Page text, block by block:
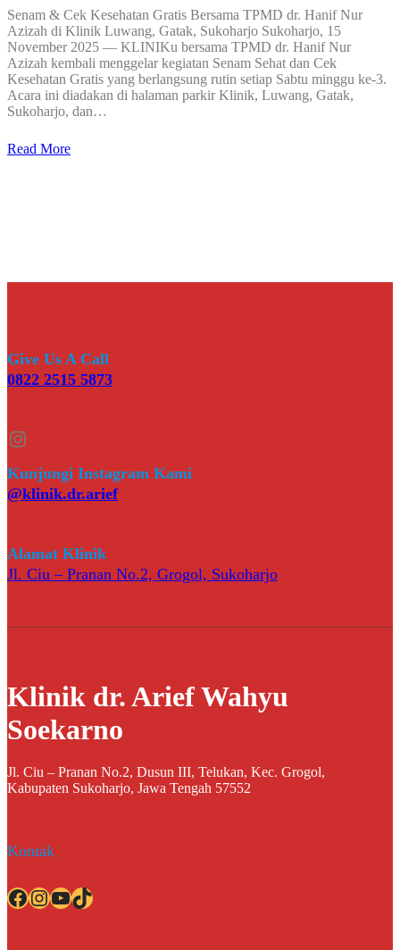
Senam & Cek Kesehatan Gratis Bersama TPMD dr. Hanif Nur
Azizah di Klinik Luwang, Gatak, Sukoharjo Sukoharjo, 15
November 2025 — KLINIKu bersama TPMD dr. Hanif Nur
Azizah kembali menggelar kegiatan Senam Sehat dan Cek
Kesehatan Gratis yang berlangsung rutin setiap Sabtu minggu ke-3.
Acara ini diadakan di halaman parkir Klinik, Luwang, Gatak,
Sukoharjo, dan…
Read More
Give Us A Call
0822 2515 5873
Instagram
Kunjungi Instagram Kami
@klinik.dr.arief
Alamat Klinik
Jl. Ciu – Pranan No.2, Grogol, Sukoharjo
Klinik dr. Arief Wahyu
Soekarno
Jl. Ciu – Pranan No.2, Dusun III, Telukan, Kec. Grogol,
Kabupaten Sukoharjo, Jawa Tengah 57552
Kontak
Facebook InstagramYouTube TikTok